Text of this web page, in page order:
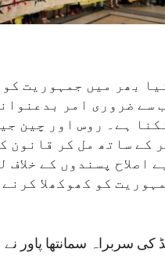
AND HEALTH
INSTITUTIONS
بھر میں جمہوریت
سے ضروری امر
ہے۔ روس اور چین
کے ساتھ مل کر قانون
اصلاح پسندوں کے خلاف
کو کھوکھلا
کی سربراہ سمانتھا پاور نے